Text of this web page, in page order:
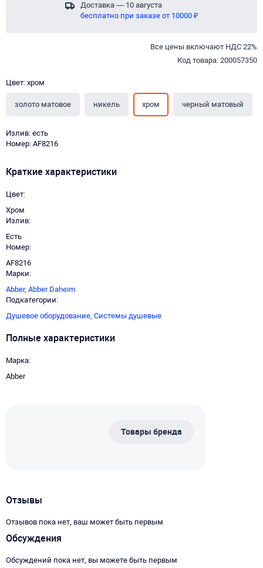
Доставка — 10 августа
бесплатно при заказе от 10000 ₽
Все цены включают НДС 22%
Код товара: 200057350
Цвет: хром
золото матовое никель хром черный матовый
Излив: есть
Номер: AF8216
Краткие характеристики
Цвет
Хром
Излив
Есть
Номер
AF8216
Марки
Abber, Abber Daheim
Подкатегории
Душевое оборудование, Системы душевые
Полные характеристики
Марка
Abber
Товары бренда
Отзывы
Отзывов пока нет, ваш может быть первым
Обсуждения
Обсуждений пока нет, вы можете быть первым